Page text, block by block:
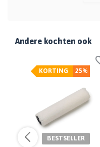
Andere kochten ook
25%
KORTING
BESTSELLER